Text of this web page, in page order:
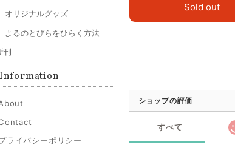
オリジナルグッズ
よるのとびらをひらく方法
刊
Information
ライバシーポリシー
Sold out
ショップの評価
すべて